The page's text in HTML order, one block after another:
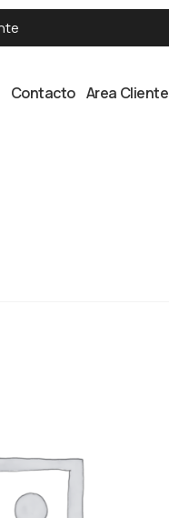
Contacto Area Cliente